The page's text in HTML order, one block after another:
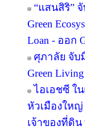
“แสนสิริ”
Green
Loan - ออก
ศุภาลัย จับ
Green
ไอเอชซี ใ
หัวเมืองให
เจ้าของที่ดิ